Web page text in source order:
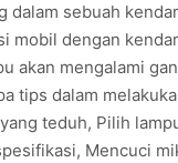
sebuah
mobil dengan
akan mengalami
tips dalam
teduh, Pilih
Mencuci